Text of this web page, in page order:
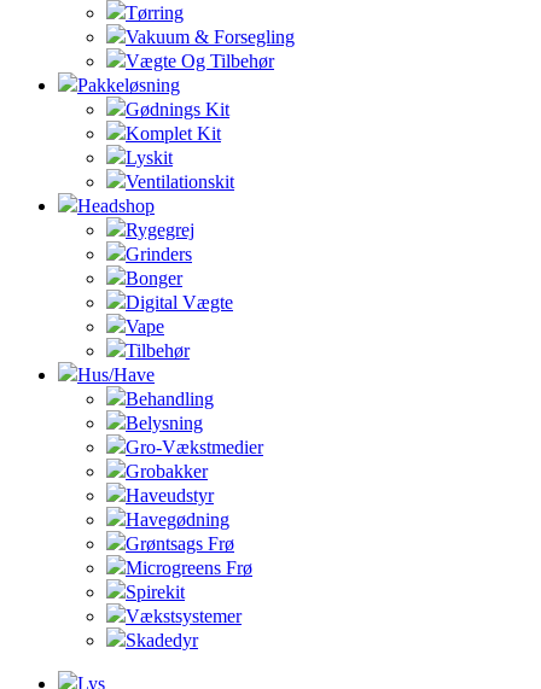
Tørring
Vakuum & Forsegling
Vægte Og Tilbehør
Pakkeløsning
Gødnings Kit
Komplet Kit
Lyskit
Ventilationskit
Headshop
Rygegrej
Grinders
Bonger
Digital Vægte
Vape
Tilbehør
Hus/Have
Behandling
Belysning
Gro-Vækstmedier
Grobakker
Haveudstyr
Havegødning
Grøntsags Frø
Microgreens Frø
Spirekit
Vækstsystemer
Skadedyr
Lys